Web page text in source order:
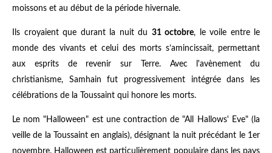
moissons et au début de la période hivernale.
Ils croyaient que durant la nuit du 31 octobre, le voile entre le
monde des vivants et celui des morts s’amincissait, permettant
aux esprits de revenir sur Terre. Avec l'avènement du
christianisme, Samhain fut progressivement intégrée dans les
célébrations de la Toussaint qui honore les morts.
Le nom "Halloween" est une contraction de "All Hallows' Eve" (la
veille de la Toussaint en anglais), désignant la nuit précédant le 1er